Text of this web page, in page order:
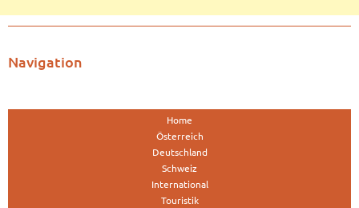
Navigation
Home
Österreich
Deutschland
Schweiz
International
Touristik